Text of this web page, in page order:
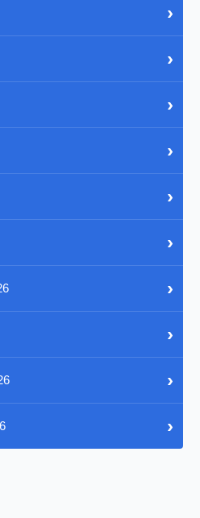
›
›
›
›
›
›
›
›
›
›